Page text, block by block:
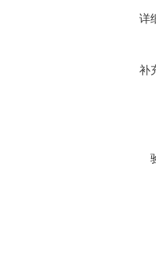
详
补